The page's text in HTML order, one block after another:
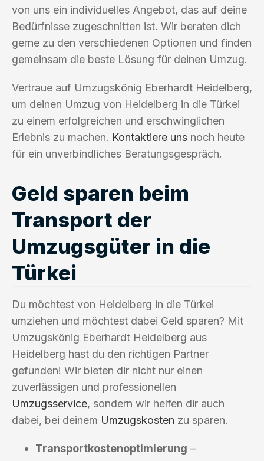
von uns ein individuelles Angebot, das auf deine
Bedürfnisse zugeschnitten ist. Wir beraten dich
gerne zu den verschiedenen Optionen und finden
gemeinsam die beste Lösung für deinen Umzug.
Vertraue auf Umzugskönig Eberhardt Heidelberg,
um deinen Umzug von Heidelberg in die Türkei
zu einem erfolgreichen und erschwinglichen
Erlebnis zu machen. Kontaktiere uns noch heute
für ein unverbindliches Beratungsgespräch.
Geld sparen beim
Transport der
Umzugsgüter in die
Türkei
Du möchtest von Heidelberg in die Türkei
umziehen und möchtest dabei Geld sparen? Mit
Umzugskönig Eberhardt Heidelberg aus
Heidelberg hast du den richtigen Partner
gefunden! Wir bieten dir nicht nur einen
zuverlässigen und professionellen
Umzugsservice, sondern wir helfen dir auch
dabei, bei deinem Umzugskosten zu sparen.
Transportkostenoptimierung –